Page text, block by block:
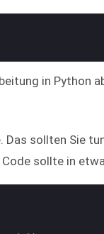
in Python
sollten Sie
sollte in